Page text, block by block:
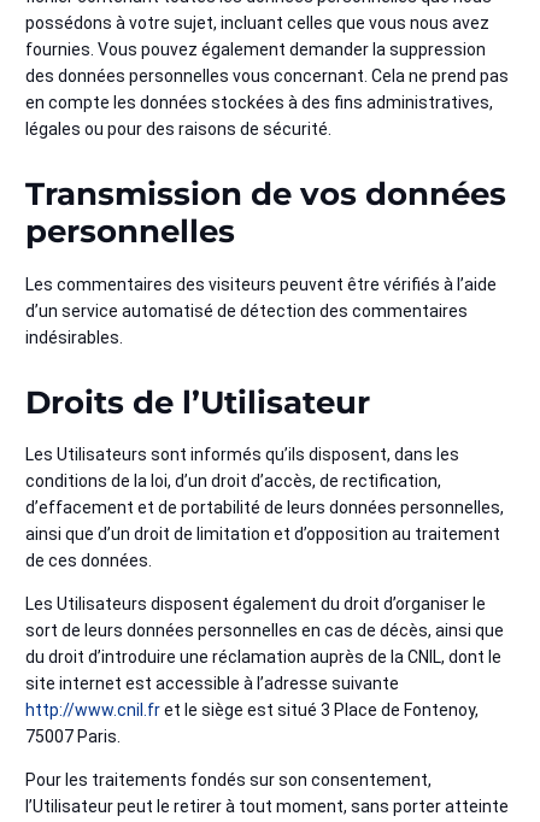
possédons à votre sujet, incluant celles que vous nous avez
fournies. Vous pouvez également demander la suppression
des données personnelles vous concernant. Cela ne prend pas
en compte les données stockées à des fins administratives,
légales ou pour des raisons de sécurité.
Transmission de vos données
personnelles
Les commentaires des visiteurs peuvent être vérifiés à l’aide
d’un service automatisé de détection des commentaires
indésirables.
Droits de l’Utilisateur
Les Utilisateurs sont informés qu’ils disposent, dans les
conditions de la loi, d’un droit d’accès, de rectification,
d’effacement et de portabilité de leurs données personnelles,
ainsi que d’un droit de limitation et d’opposition au traitement
de ces données.
Les Utilisateurs disposent également du droit d’organiser le
sort de leurs données personnelles en cas de décès, ainsi que
du droit d’introduire une réclamation auprès de la CNIL, dont le
site internet est accessible à l’adresse suivante
http://www.cnil.fret le siège est situé 3 Place de Fontenoy,
75007 Paris.
Pour les traitements fondés sur son consentement,
l’Utilisateur peut le retirer à tout moment, sans porter atteinte